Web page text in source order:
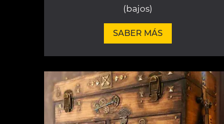
(bajos)
SABER MÁS